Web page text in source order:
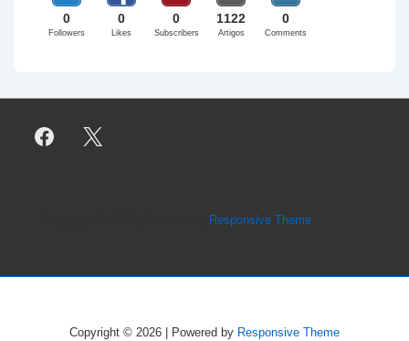
0
Followers
0
Likes
0
Subscribers
1122
Artigos
0
Comments
Responsive Theme
Copyright © 2026 | Powered by Responsive Theme